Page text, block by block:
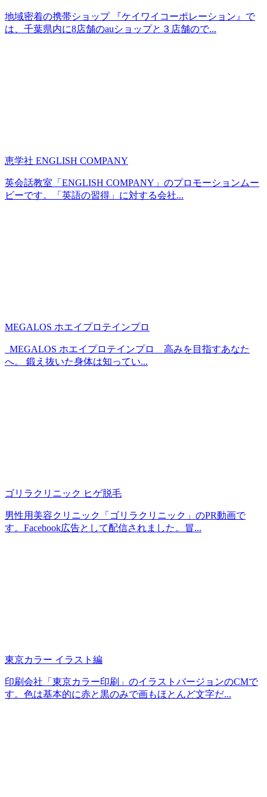
地域密着の携帯ショップ 『ケイワイコーポレーション』で
は、千葉県内に8店舗のauショップと３店舗ので...
恵学社 ENGLISH COMPANY
英会話教室「ENGLISH COMPANY」のプロモーションムー
ビーです。「英語の習得」に対する会社...
MEGALOS ホエイプロテインプロ
MEGALOS ホエイプロテインプロ 高みを目指すあなた
へ。 鍛え抜いた身体は知ってい...
ゴリラクリニック ヒゲ脱毛
男性用美容クリニック「ゴリラクリニック」のPR動画で
す。Facebook広告として配信されました。冒...
東京カラー イラスト編
印刷会社「東京カラー印刷」のイラストバージョンのCMで
す。色は基本的に赤と黒のみで画もほとんど文字だ...